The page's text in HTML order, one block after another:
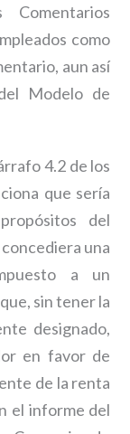
como
aun así
Modelo de
4.2 de los
que sería
del
una
a un
sin tener la
designado,
en favor de
de la renta
el informe del